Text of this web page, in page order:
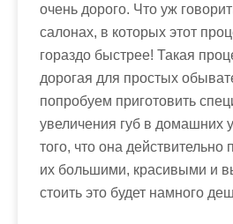
очень дорого. Что уж
салонах, в которых этот
гораздо быстрее! Такая
дорогая для простых
попробуем приготовить
увеличения губ в домашних
того, что она действительно
их большими, красивыми и
стоить это будет намного